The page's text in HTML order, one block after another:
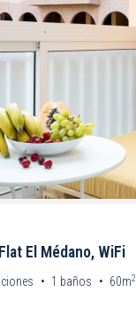
El Médano, WiFi
1 baños 60m2